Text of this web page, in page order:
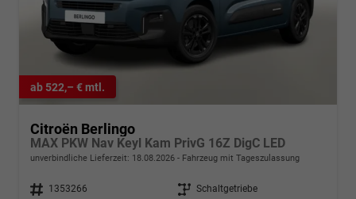
ab 522,– € mtl.
Citroën Berlingo
MAX PKW Nav Keyl Kam PrivG 16Z DigC LED
unverbindliche Lieferzeit: 18.08.2026 Fahrzeug mit Tageszulassung
Fahrzeugnr. 1353266 Getriebe Schaltgetriebe